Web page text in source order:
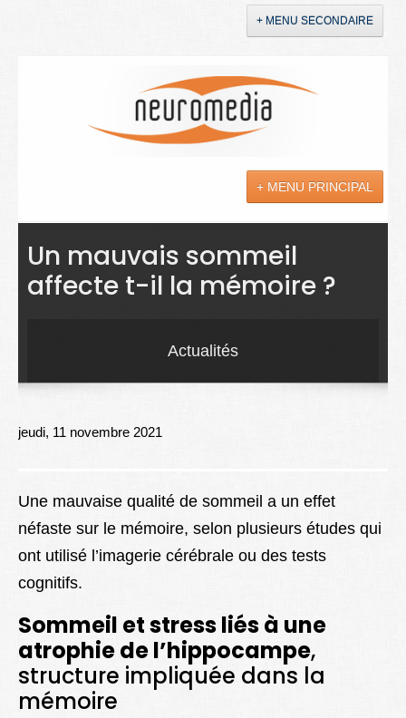
+ MENU SECONDAIRE
+ MENU PRINCIPAL
Actualités
Sciences
Droit
Lexique
Un mauvais sommeil
affecte t-il la mémoire ?
Actualités
jeudi, 11 novembre 2021
Une mauvaise qualité de sommeil a un effet
néfaste sur le mémoire, selon plusieurs études qui
ont utilisé l’imagerie cérébrale ou des tests
cognitifs.
Sommeil et stress liés à une
atrophie de l’hippocampe,
structure impliquée dans la
mémoire